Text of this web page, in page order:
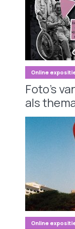
Online
Foto’s
als
Online